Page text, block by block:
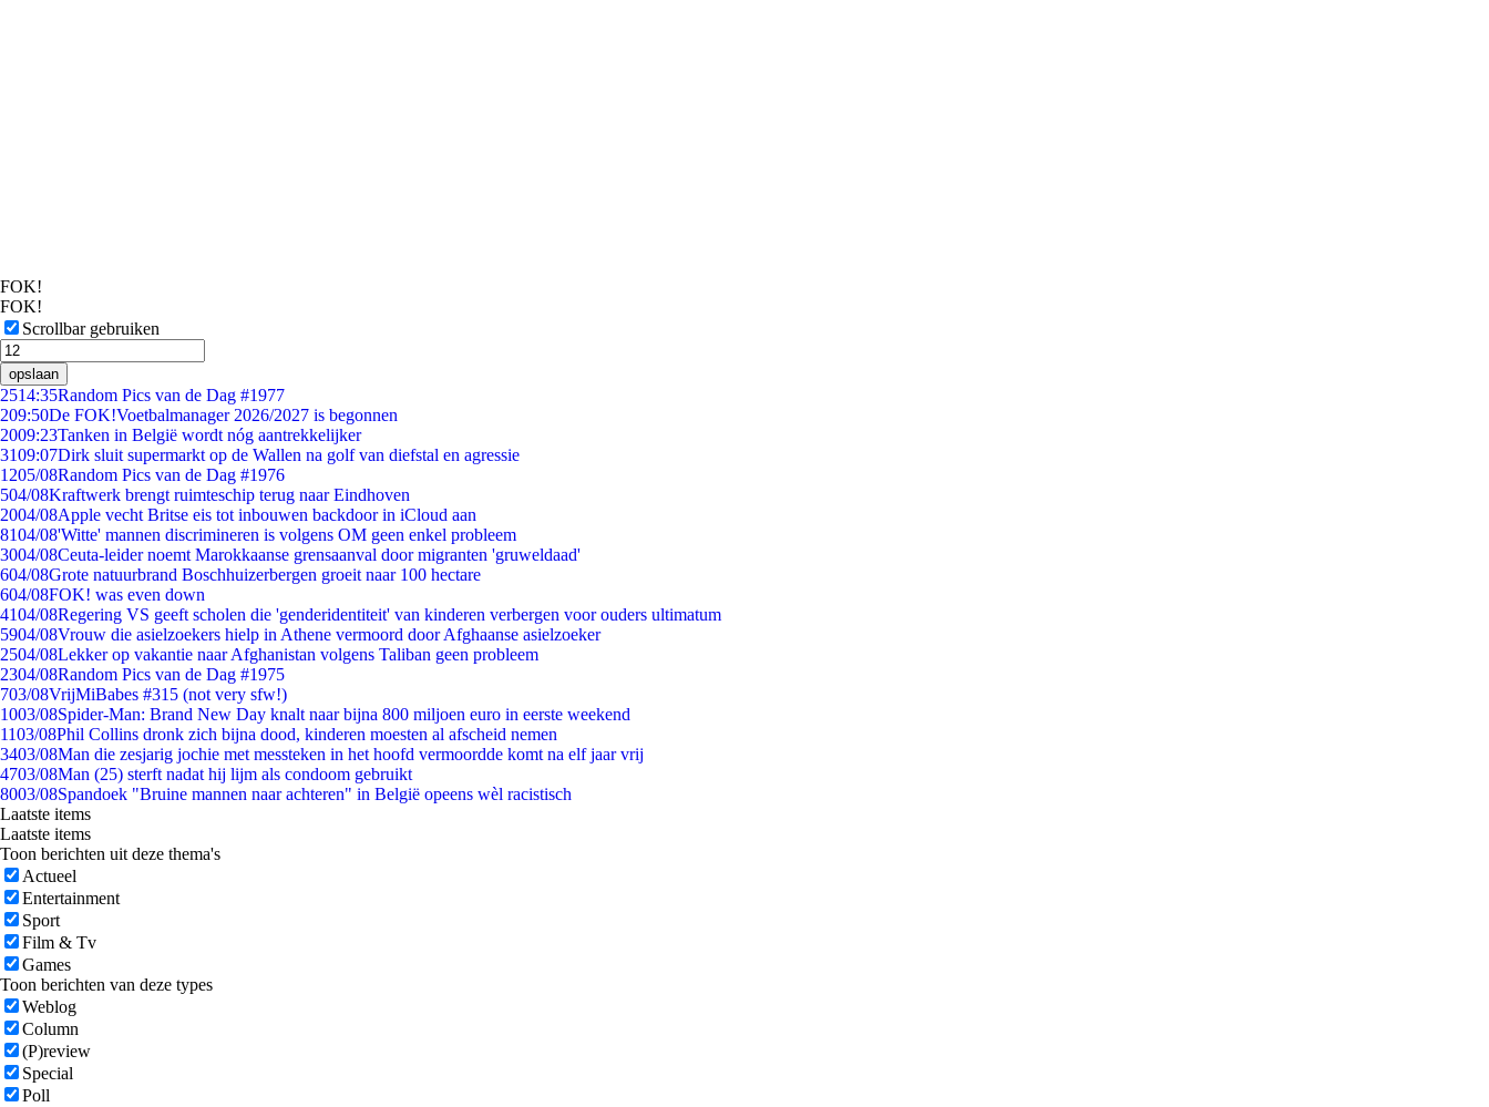
FOK!
FOK!
Scrollbar gebruiken
opslaan
2514:35Random Pics van de Dag #1977
209:50De FOK!Voetbalmanager 2026/2027 is begonnen
2009:23Tanken in België wordt nóg aantrekkelijker
3109:07Dirk sluit supermarkt op de Wallen na golf van diefstal en agressie
1205/08Random Pics van de Dag #1976
504/08Kraftwerk brengt ruimteschip terug naar Eindhoven
2004/08Apple vecht Britse eis tot inbouwen backdoor in iCloud aan
8104/08'Witte' mannen discrimineren is volgens OM geen enkel probleem
3004/08Ceuta-leider noemt Marokkaanse grensaanval door migranten 'gruweldaad'
604/08Grote natuurbrand Boschhuizerbergen groeit naar 100 hectare
604/08FOK! was even down
4104/08Regering VS geeft scholen die 'genderidentiteit' van kinderen verbergen voor ouders ultimatum
5904/08Vrouw die asielzoekers hielp in Athene vermoord door Afghaanse asielzoeker
2504/08Lekker op vakantie naar Afghanistan volgens Taliban geen probleem
2304/08Random Pics van de Dag #1975
703/08VrijMiBabes #315 (not very sfw!)
1003/08Spider-Man: Brand New Day knalt naar bijna 800 miljoen euro in eerste weekend
1103/08Phil Collins dronk zich bijna dood, kinderen moesten al afscheid nemen
3403/08Man die zesjarig jochie met messteken in het hoofd vermoordde komt na elf jaar vrij
4703/08Man (25) sterft nadat hij lijm als condoom gebruikt
8003/08Spandoek "Bruine mannen naar achteren" in België opeens wèl racistisch
Laatste items
Laatste items
Toon berichten uit deze thema's
Actueel
Entertainment
Sport
Film & Tv
Games
Toon berichten van deze types
Weblog
Column
(P)review
Special
Poll